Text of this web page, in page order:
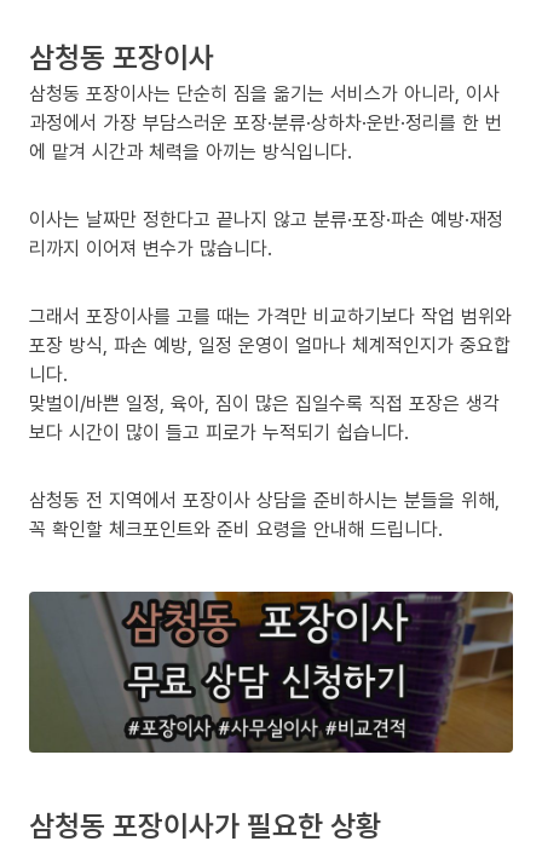
삼청동 포장이사
삼청동 포장이사는 단순히 짐을 옮기는 서비스가 아니라, 이사
과정에서 가장 부담스러운 포장·분류·상하차·운반·정리를 한 번
에 맡겨 시간과 체력을 아끼는 방식입니다.
이사는 날짜만 정한다고 끝나지 않고 분류·포장·파손 예방·재정
리까지 이어져 변수가 많습니다.
그래서 포장이사를 고를 때는 가격만 비교하기보다 작업 범위와
포장 방식, 파손 예방, 일정 운영이 얼마나 체계적인지가 중요합
니다.
맞벌이/바쁜 일정, 육아, 짐이 많은 집일수록 직접 포장은 생각
보다 시간이 많이 들고 피로가 누적되기 쉽습니다.
삼청동 전 지역에서 포장이사 상담을 준비하시는 분들을 위해,
꼭 확인할 체크포인트와 준비 요령을 안내해 드립니다.
삼청동 포장이사가 필요한 상황